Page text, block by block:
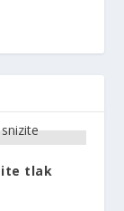
tlak